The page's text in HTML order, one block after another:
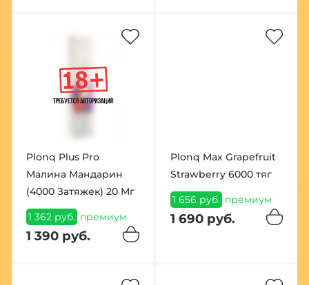
Plonq Plus Pro
Малина Мандарин
(4000 Затяжек) 20 Мг
1 362 руб. премиум
1 390 руб.
Plonq Max Grapefruit
Strawberry 6000 тяг
1 656 руб. премиум
1 690 руб.